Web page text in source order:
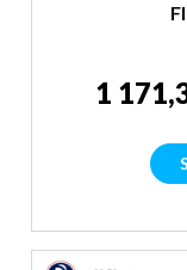
1